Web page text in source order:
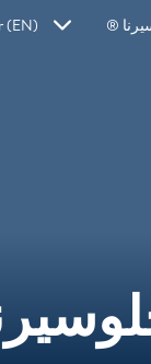
®
(EN)